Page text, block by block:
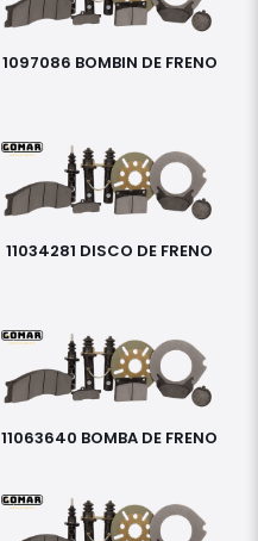
1097086 BOMBIN DE FRENO
11034281 DISCO DE FRENO
11063640 BOMBA DE FRENO